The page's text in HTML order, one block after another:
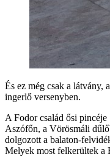
És ez még csak a látvány,
ingerlő versenyben.
A Fodor család ősi
Aszófőn, a Vörösmáli
dolgozott a balaton-
Melyek most felkerültek a